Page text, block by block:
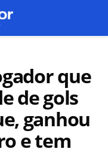
que
de gols
ganhou
e tem